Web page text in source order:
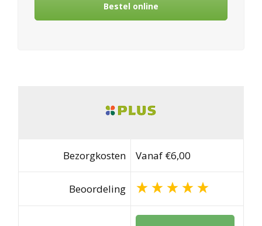
Bestel online
Bezorgkosten Vanaf €6,00
Beoordeling